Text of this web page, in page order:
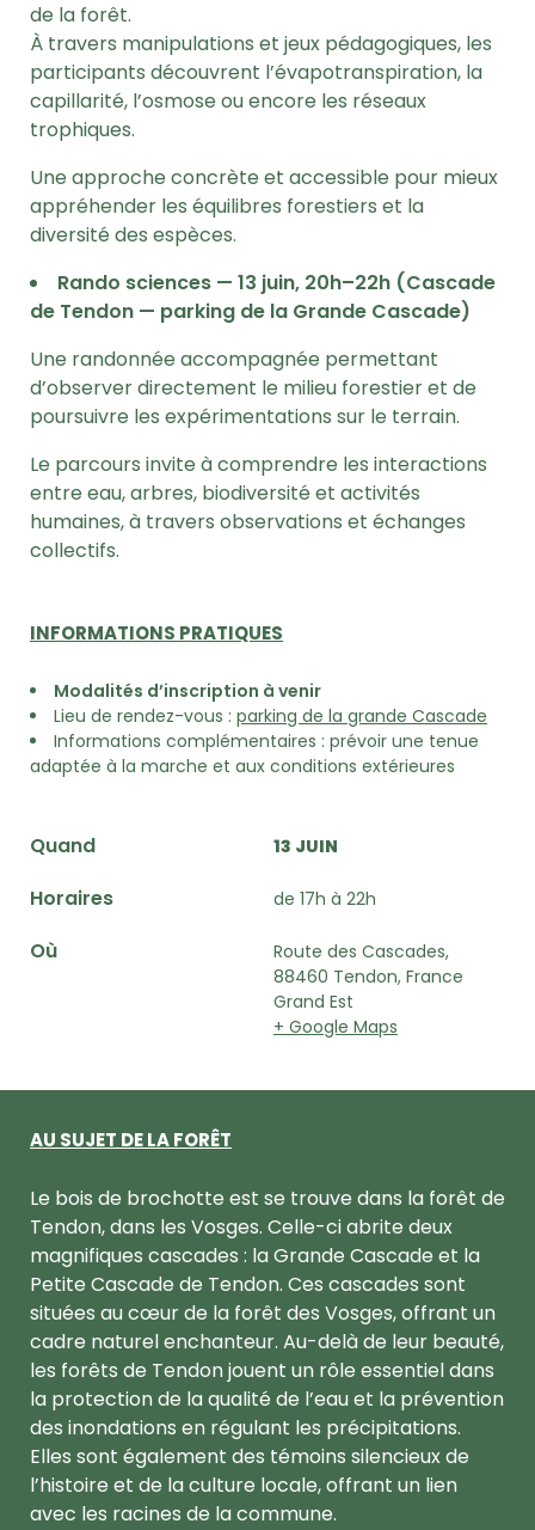
de la forêt.
À travers manipulations et jeux pédagogiques, les
participants découvrent l’évapotranspiration, la
capillarité, l’osmose ou encore les réseaux
trophiques.
Une approche concrète et accessible pour mieux
appréhender les équilibres forestiers et la
diversité des espèces.
Rando sciences — 13 juin, 20h–22h (Cascade
de Tendon — parking de la Grande Cascade)
Une randonnée accompagnée permettant
d’observer directement le milieu forestier et de
poursuivre les expérimentations sur le terrain.
Le parcours invite à comprendre les interactions
entre eau, arbres, biodiversité et activités
humaines, à travers observations et échanges
collectifs.
INFORMATIONS PRATIQUES
Modalités d’inscription à venir
Lieu de rendez-vous : parking de la grande Cascade
Informations complémentaires : prévoir une tenue
adaptée à la marche et aux conditions extérieures
Quand 13 JUIN
Horaires de 17h à 22h
Où
Route des Cascades,
88460 Tendon, France
Grand Est
+ Google Maps
AU SUJET DE LA FORÊT
Le bois de brochotte est se trouve dans la forêt de
Tendon, dans les Vosges. Celle-ci abrite deux
magnifiques cascades : la Grande Cascade et la
Petite Cascade de Tendon. Ces cascades sont
situées au cœur de la forêt des Vosges, offrant un
cadre naturel enchanteur. Au-delà de leur beauté,
les forêts de Tendon jouent un rôle essentiel dans
la protection de la qualité de l’eau et la prévention
des inondations en régulant les précipitations.
Elles sont également des témoins silencieux de
l’histoire et de la culture locale, offrant un lien
avec les racines de la commune.